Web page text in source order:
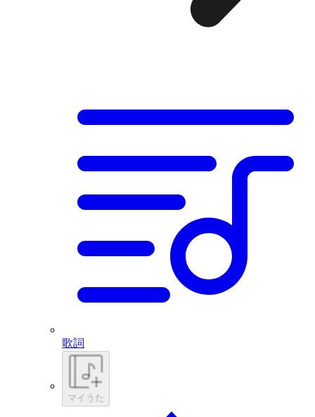
歌詞
マイうた